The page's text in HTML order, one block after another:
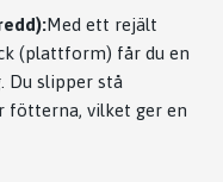
Med ett rejält
(plattform) får du en
Du slipper stå
fötterna, vilket ger en